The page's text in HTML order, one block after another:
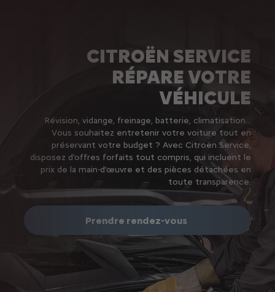
CITROËN SERVICE
RÉPARE VOTRE
VÉHICULE
Révision, vidange, freinage, batterie, climatisation…
Vous souhaitez entretenir votre voiture tout en
préservant votre budget ? Avec Citroën Service,
disposez d'offres forfaits tout compris, qui incluent le
prix de la main-d’œuvre et des pièces détachées en
toute transparence.
Prendre rendez-vous